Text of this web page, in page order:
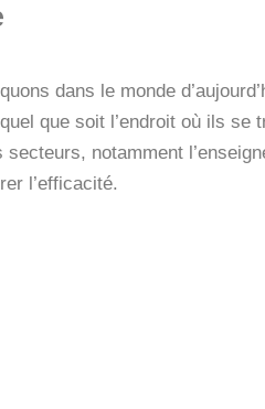
dans le monde
que soit l’endroit où ils se
notamment
l’efficacité.